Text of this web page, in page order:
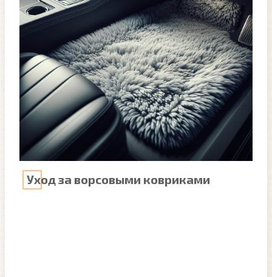
Уход за ворсовыми ковриками